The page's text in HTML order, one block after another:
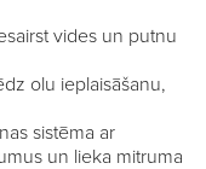
vides un putnu
olu ieplaisāšanu,
sistēma ar
un lieka mitruma